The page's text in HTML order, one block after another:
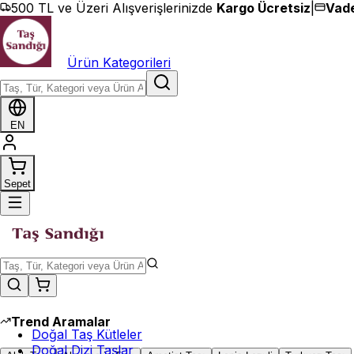
İçeriğe geç
500 TL ve Üzeri Alışverişlerinizde Kargo Ücretsiz
Ürün Kategorileri
EN
Sepet
Trend Aramalar
Doğal Taş Kütleler
Doğal Dizi Taşlar